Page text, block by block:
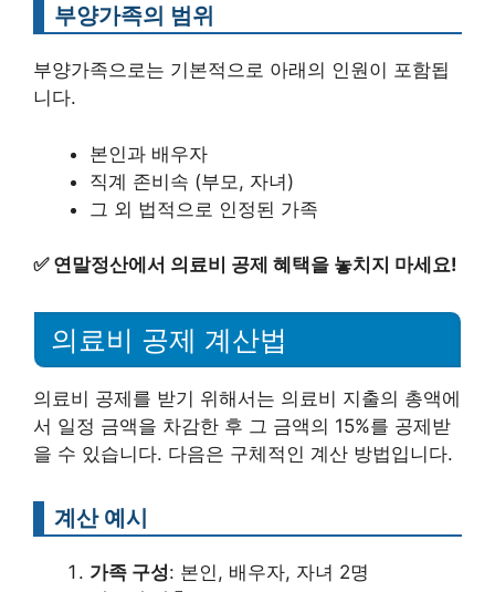
부양가족의 범위
부양가족으로는 기본적으로 아래의 인원이 포함됩
니다.
본인과 배우자
직계 존비속 (부모, 자녀)
그 외 법적으로 인정된 가족
✅ 연말정산에서 의료비 공제 혜택을 놓치지 마세요!
의료비 공제 계산법
의료비 공제를 받기 위해서는 의료비 지출의 총액에
서 일정 금액을 차감한 후 그 금액의 15%를 공제받
을 수 있습니다. 다음은 구체적인 계산 방법입니다.
계산 예시
가족 구성: 본인, 배우자, 자녀 2명